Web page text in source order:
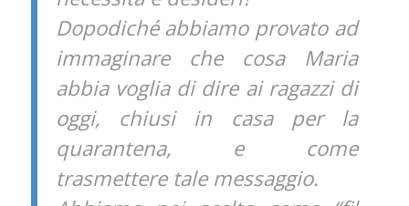
Dopodiché abbiamo provato ad
immaginare che cosa Maria
abbia voglia di dire ai ragazzi di
oggi, chiusi in casa per la
quarantena, e come
trasmettere tale messaggio.